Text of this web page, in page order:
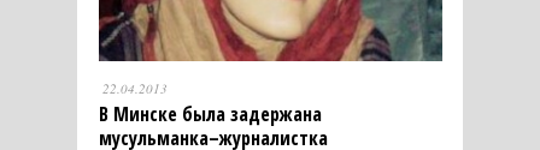
22.04.2013
В Минске была задержана
мусульманка–журналистка